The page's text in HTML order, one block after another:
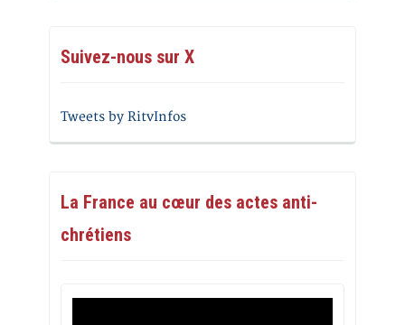
Suivez-nous sur X
Tweets by RitvInfos
La France au cœur des actes anti-
chrétiens